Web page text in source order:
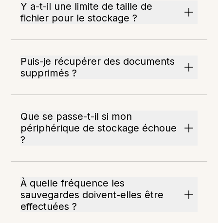
Y a-t-il une limite de taille de
fichier pour le stockage ?
Puis-je récupérer des documents
supprimés ?
Que se passe-t-il si mon
périphérique de stockage échoue
?
À quelle fréquence les
sauvegardes doivent-elles être
effectuées ?